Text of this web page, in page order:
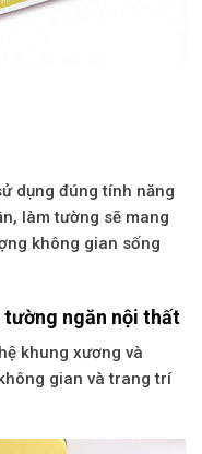
dụng đúng tính năng
làm tường sẽ mang
không gian sống
ngăn nội thất
khung xương và
gian và trang trí